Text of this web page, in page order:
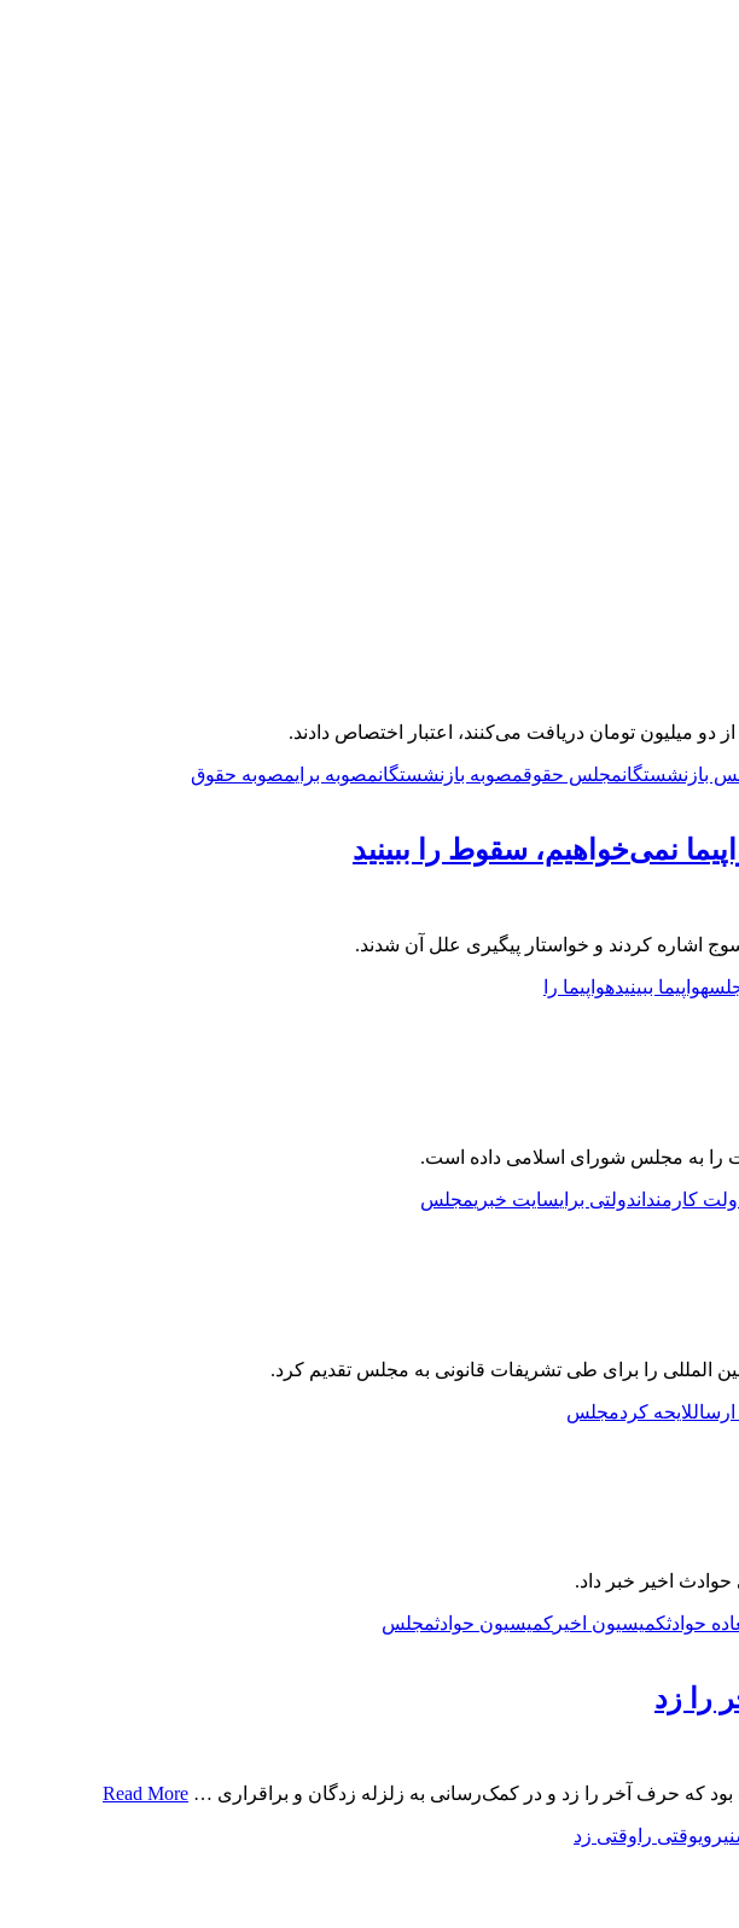
میلیون تومان دریافت می‌کنند، اعتبار اختصاص دادند.
بازنشستگانمجلس حقوقمصوبه بازنشستگانمصوبه برایمصوبه حقوق
نمی‌خواهیم، سقوط را ببینید
اشاره کردند و خواستار پیگیری علل آن شدند.
هواپیما ببینیدهواپیما را
را به مجلس شورای اسلامی داده است.
کارمنداندولتی برایسایت خبریمجلس
ارساللایحه کردمجلس
اخیر خبر داد.
حوادثکمیسیون اخیر کمیسیون حوادثمجلس
را زد
که حرف آخر را زد و در کمک‌رسانی به زلزله زدگان و براقراری … Read More
نیرویوقتی را وقتی زد